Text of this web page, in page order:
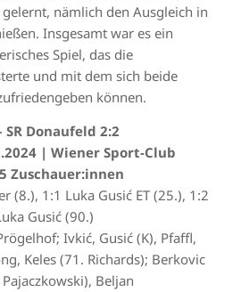
nämlich den Ausgleich in
Insgesamt war es ein
Spiel, das die
und mit dem sich beide
können.
SR Donaufeld 2:2
| Wiener Sport-Club
Zuschauer:innen
(8.), 1:1 Luka Gusić ET (25.), 1:2
Gusić (90.)
Ivkić, Gusić (K), Pfaffl,
Keles (71. Richards); Berkovic
Beljan